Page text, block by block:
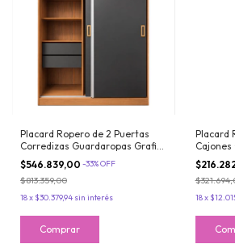
Placard Ropero de 2 Puertas
Corredizas Guardaropas Grafito
Teca Maximo Fortaleza
$546.839,00 -33%OFF
$813.359,00
18x $30.379,94 sin interés
Placard
Cajones
Fortaleza
18x